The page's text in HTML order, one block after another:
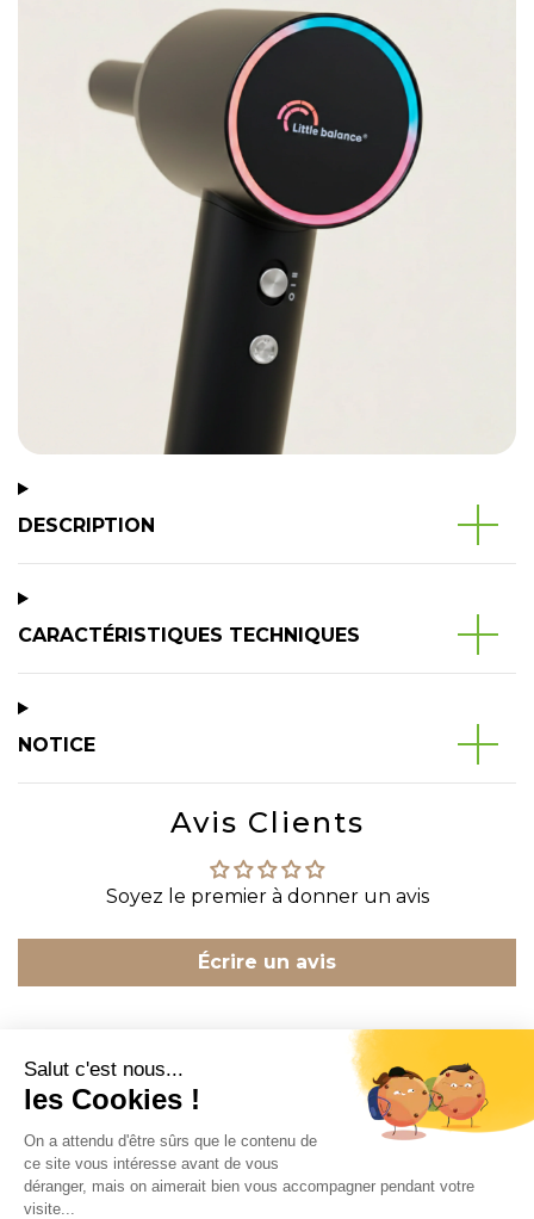
DESCRIPTION
CARACTÉRISTIQUES TECHNIQUES
NOTICE
Avis Clients
Soyez le premier à donner un avis
Écrire un avis
CONTACT
INFORMATION